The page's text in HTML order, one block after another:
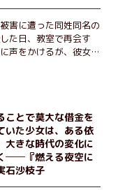
害に遭った同姓同名の
た日、教室で再会す
声をかけるが、彼女は
ことで莫大な借金を
いた少女は、ある依
大きな時代の変化に
──『燃える夜空に
石沙枝子